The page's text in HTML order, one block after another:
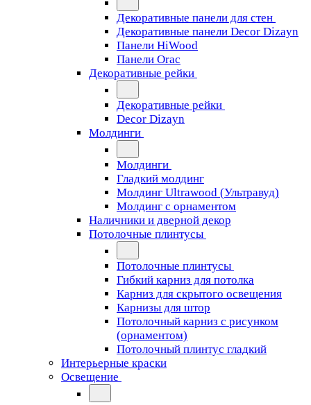
Декоративные панели для стен
Декоративные панели Decor Dizayn
Панели HiWood
Панели Orac
Декоративные рейки
Декоративные рейки
Decor Dizayn
Молдинги
Молдинги
Гладкий молдинг
Молдинг Ultrawood (Ультравуд)
Молдинг с орнаментом
Наличники и дверной декор
Потолочные плинтусы
Потолочные плинтусы
Гибкий карниз для потолка
Карниз для скрытого освещения
Карнизы для штор
Потолочный карниз с рисунком
(орнаментом)
Потолочный плинтус гладкий
Интерьерные краски
Освещение